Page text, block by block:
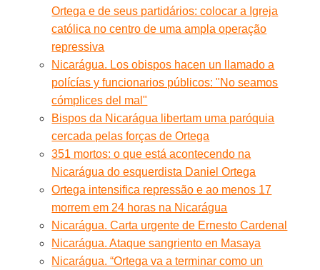
Ortega e de seus partidários: colocar a Igreja
católica no centro de uma ampla operação
repressiva
Nicarágua. Los obispos hacen un llamado a
polícías y funcionarios públicos: "No seamos
cómplices del mal"
Bispos da Nicarágua libertam uma paróquia
cercada pelas forças de Ortega
351 mortos: o que está acontecendo na
Nicarágua do esquerdista Daniel Ortega
Ortega intensifica repressão e ao menos 17
morrem em 24 horas na Nicarágua
Nicarágua. Carta urgente de Ernesto Cardenal
Nicarágua. Ataque sangriento en Masaya
Nicarágua. “Ortega va a terminar como un